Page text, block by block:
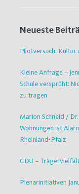
Neueste
Pilotversuch: Kultur
Kleine Anfrage –
Schule versprüht:
zu tragen
Marion Schneid /
Wohnungen ist
Rheinland-Pfalz
CDU –
Plenarinitiativen